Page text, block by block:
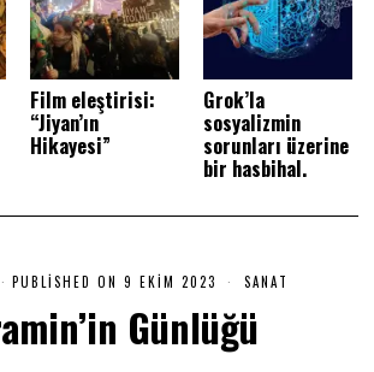
Film eleştirisi:
“Jiyan’ın
Hikayesi”
Grok’la
sosyalizmin
sorunları üzerine
bir hasbihal.
PUBLISHED ON 9 EKIM 2023
C
A
K
SANAT
Günlüğü